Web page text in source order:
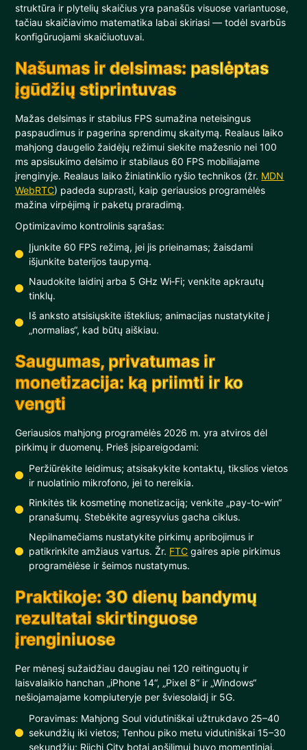
struktūra ir plytelių skaičius yra panašūs visuose variantuose,
tačiau skaičiavimo matematika labai skiriasi — todėl svarbūs
konfigūruojami skaičiuotuvai.
Našumas ir delsimas: paslėptas
įgūdžių stiprintuvas
Mažas delsimas ir stabilus FPS sumažina neteisingus
paspaudimus ir pagerina sprendimų skaitymą. Realaus laiko
mahjong daugelio žaidėjų režimui siekite mažesnio nei 100
ms apsisukimo delsimo ir stabilaus 60 FPS mobiliajame
įrenginyje. Realaus laiko žiniatinklio ryšio technikos (žr. MDN
WebRTC) padeda suprasti, kaip geriausios programėlės
mažina virpėjimą ir paketų praradimą.
Optimizavimo kontrolinis sąrašas:
Įjunkite 60 FPS režimą, jei jis prieinamas; žaisdami
išjunkite baterijos taupymą.
Naudokite laidinį arba 5 GHz Wi‑Fi; venkite apkrautų
tinklų.
Iš anksto atsisiųskite išteklius; animacijas nustatykite į
„normalias“, kad būtų aiškiau.
Saugumas, privatumas ir
monetizacija: ką priimti ir ko
vengti
Geriausios mahjong programėlės 2026 m. yra atviros dėl
pirkimų ir duomenų. Prieš įsipareigodami:
Peržiūrėkite leidimus; atsisakykite kontaktų, tikslios vietos
ir nuolatinio mikrofono, jei to nereikia.
Rinkitės tik kosmetinę monetizaciją; venkite „pay-to-win“
pranašumų. Stebėkite agresyvius gacha ciklus.
Nepilnamečiams nustatykite pirkimų apribojimus ir
patikrinkite amžiaus vartus. Žr. FTC gaires apie pirkimus
programėlėse ir šeimos nustatymus.
Praktikoje: 30 dienų bandymų
rezultatai skirtinguose
įrenginiuose
Per mėnesį sužaidžiau daugiau nei 120 reitinguotų ir
laisvalaikio hanchan „iPhone 14“, „Pixel 8“ ir „Windows“
nešiojamajame kompiuteryje per šviesolaidį ir 5G.
Poravimas: Mahjong Soul vidutiniškai užtrukdavo 25–40
sekundžių iki vietos; Tenhou piko metu vidutiniškai 15–30
sekundžių; Riichi City botai apšilimui buvo momentiniai.